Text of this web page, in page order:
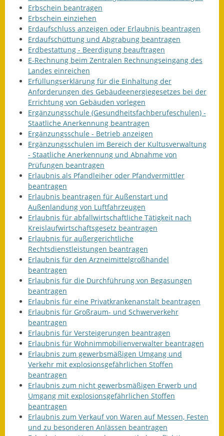
Erbschein beantragen
Erbschein einziehen
Erdaufschluss anzeigen oder Erlaubnis beantragen
Erdaufschüttung und Abgrabung beantragen
Erdbestattung - Beerdigung beauftragen
E-Rechnung beim Zentralen Rechnungseingang des
Landes einreichen
Erfüllungserklärung für die Einhaltung der
Anforderungen des Gebäudeenergiegesetzes bei der
Errichtung von Gebäuden vorlegen
Ergänzungsschule (Gesundheitsfachberufeschulen) -
Staatliche Anerkennung beantragen
Ergänzungsschule - Betrieb anzeigen
Ergänzungsschulen im Bereich der Kultusverwaltung
- Staatliche Anerkennung und Abnahme von
Prüfungen beantragen
Erlaubnis als Pfandleiher oder Pfandvermittler
beantragen
Erlaubnis beantragen für Außenstart und
Außenlandung von Luftfahrzeugen
Erlaubnis für abfallwirtschaftliche Tätigkeit nach
Kreislaufwirtschaftsgesetz beantragen
Erlaubnis für außergerichtliche
Rechtsdienstleistungen beantragen
Erlaubnis für den Arzneimittelgroßhandel
beantragen
Erlaubnis für die Durchführung von Begasungen
beantragen
Erlaubnis für eine Privatkrankenanstalt beantragen
Erlaubnis für Großraum- und Schwerverkehr
beantragen
Erlaubnis für Versteigerungen beantragen
Erlaubnis für Wohnimmobilienverwalter beantragen
Erlaubnis zum gewerbsmäßigen Umgang und
Verkehr mit explosionsgefährlichen Stoffen
beantragen
Erlaubnis zum nicht gewerbsmäßigen Erwerb und
Umgang mit explosionsgefährlichen Stoffen
beantragen
Erlaubnis zum Verkauf von Waren auf Messen, Festen
und zu besonderen Anlässen beantragen